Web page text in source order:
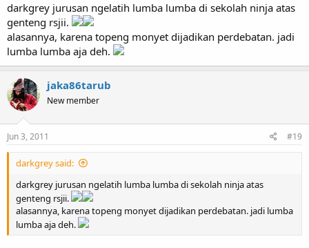
darkgrey jurusan ngelatih lumba lumba di sekolah ninja atas
genteng rsjii.
alasannya, karena topeng monyet dijadikan perdebatan. jadi
lumba lumba aja deh.
jaka86tarub
New member
Jun 3, 2011 #19
darkgrey said:
darkgrey jurusan ngelatih lumba lumba di sekolah ninja atas
genteng rsjii.
alasannya, karena topeng monyet dijadikan perdebatan. jadi lumba
lumba aja deh.